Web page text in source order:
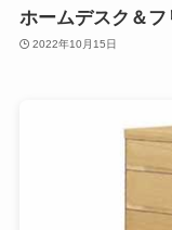
ホームデスク＆フ
2022年10月15日